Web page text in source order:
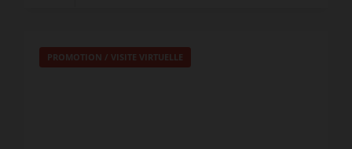
PROMOTION / VISITE VIRTUELLE